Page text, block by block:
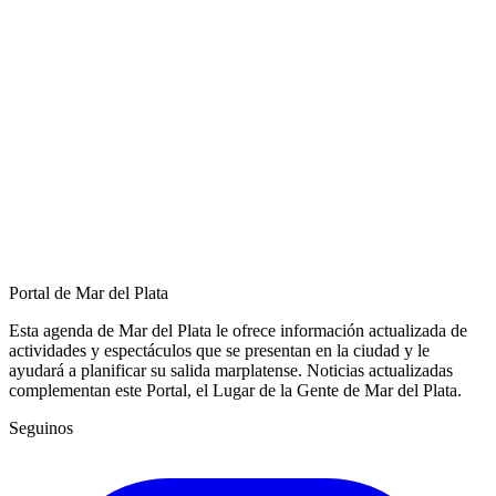
Portal de Mar del Plata
Esta agenda de Mar del Plata le ofrece información actualizada de
actividades y espectáculos que se presentan en la ciudad y le
ayudará a planificar su salida marplatense. Noticias actualizadas
complementan este Portal, el Lugar de la Gente de Mar del Plata.
Seguinos